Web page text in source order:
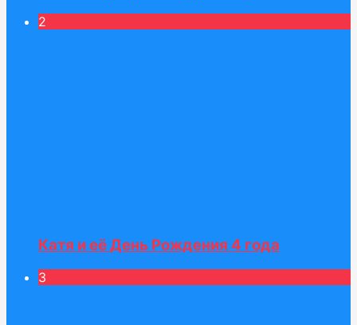
2
Катя и её День Рождения 4 года
3